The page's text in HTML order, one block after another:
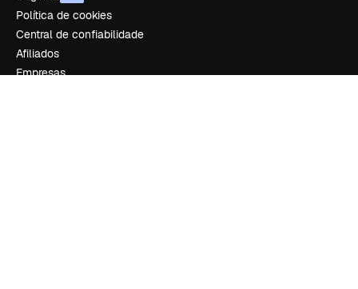
Política de cookies
Central de confiabilidade
Afiliados
Empresas